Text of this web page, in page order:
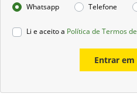
Whatsapp Telefone
Li e aceito a Política de Termos
Entrar